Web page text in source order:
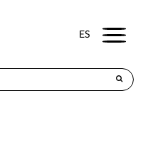
ES Menu